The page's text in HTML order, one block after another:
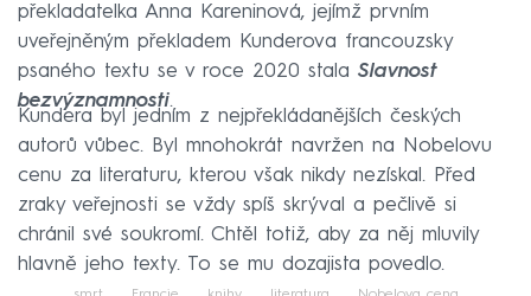
překladatelka Anna Kareninová, jejímž prvním
uveřejněným překladem Kunderova francouzsky
psaného textu se v roce 2020 stala Slavnost
bezvýznamnosti.
Kundera byl jedním z nejpřekládanějších českých
autorů vůbec. Byl mnohokrát navržen na Nobelovu
cenu za literaturu, kterou však nikdy nezískal. Před
zraky veřejnosti se vždy spíš skrýval a pečlivě si
chránil své soukromí. Chtěl totiž, aby za něj mluvily
hlavně jeho texty. To se mu dozajista povedlo.